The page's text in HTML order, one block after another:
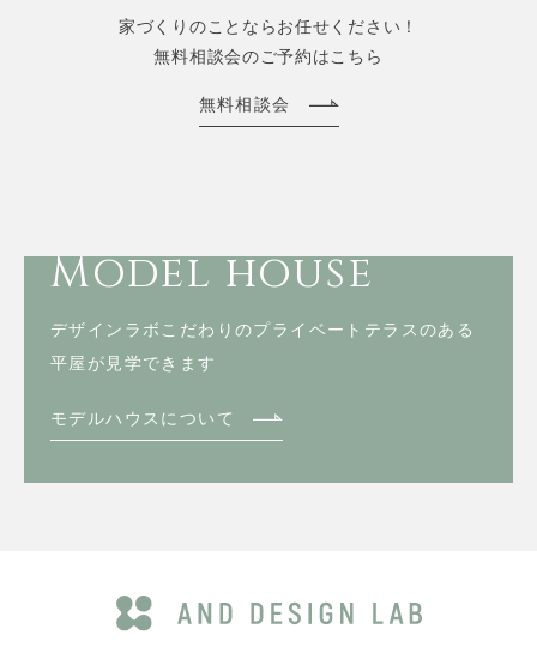
家づくりのことならお任せください！
無料相談会のご予約はこちら
無料相談会
Model house
デザインラボこだわりのプライベートテラスのある
平屋が見学できます
モデルハウスについて